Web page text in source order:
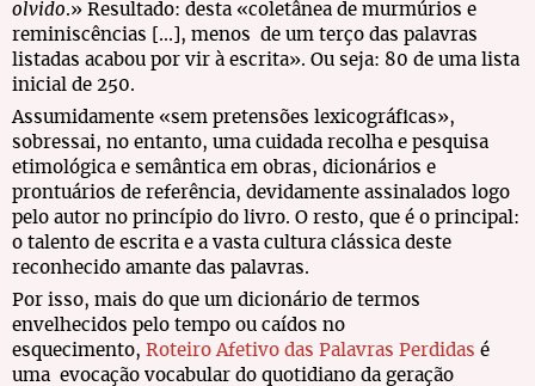
olvido.» Resultado: desta «coletânea de murmúrios e
reminiscências [...], menos de um terço das palavras
listadas acabou por vir à escrita». Ou seja: 80 de uma lista
inicial de 250.
Assumidamente «sem pretensões lexicográficas»,
sobressai, no entanto, uma cuidada recolha e pesquisa
etimológica e semântica em obras, dicionários e
prontuários de referência, devidamente assinalados logo
pelo autor no princípio do livro. O resto, que é o principal:
o talento de escrita e a vasta cultura clássica deste
reconhecido amante das palavras.
Por isso, mais do que um dicionário de termos
envelhecidos pelo tempo ou caídos no
esquecimento, Roteiro Afetivo das Palavras Perdidas é
uma evocação vocabular do quotidiano da geração